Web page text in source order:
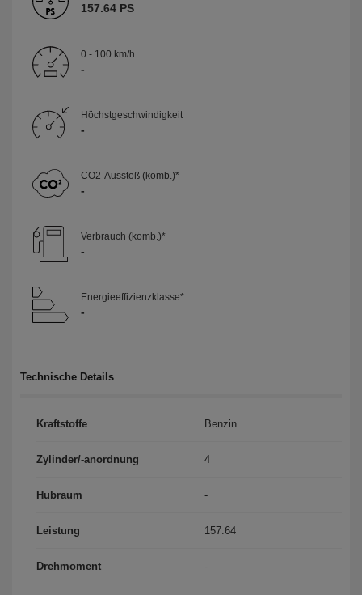
157.64 PS
0 - 100 km/h
-
Höchst­geschwindigkeit
-
CO2-Ausstoß (komb.)*
-
Verbrauch (komb.)*
-
Energieeffizienzklasse*
-
Technische Details
Kraftstoffe Benzin
Zylinder/-anordnung 4
Hubraum -
Leistung 157.64
Drehmoment -